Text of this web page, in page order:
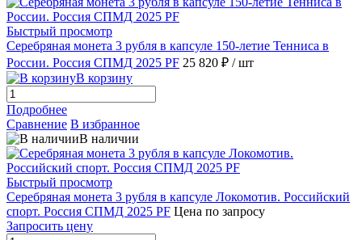
Быстрый просмотр
Серебряная монета 3 рубля в капсуле 150-летие Тенниса в
России. Россия СПМД 2025 PF 25 820 ₽ / шт
В корзину
Подробнее
Сравнение В избранное
В наличии
Быстрый просмотр
Серебряная монета 3 рубля в капсуле Локомотив. Российский
спорт. Россия СПМД 2025 PF Цена по запросу
Запросить цену